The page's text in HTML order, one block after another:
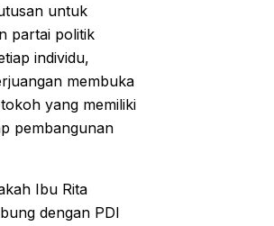
untuk
partai politik
individu,
membuka
yang memiliki
pembangunan
Ibu Rita
dengan PDI